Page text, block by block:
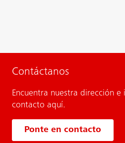
Contáctanos
Encuentra nuestra dirección e
contacto aquí.
Ponte en contacto